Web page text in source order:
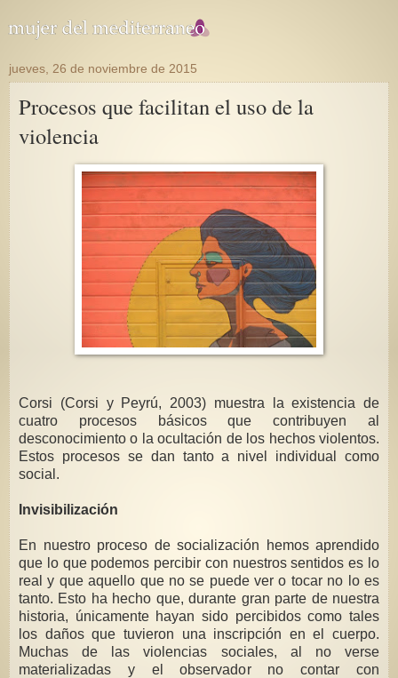
jueves, 26 de noviembre de 2015
Procesos que facilitan el uso de la
violencia
Corsi (Corsi y Peyrú, 2003) muestra la existencia de
cuatro procesos básicos que contribuyen al
desconocimiento o la ocultación de los hechos violentos.
Estos procesos se dan tanto a nivel individual como
social.
Invisibilización
En nuestro proceso de socialización hemos aprendido
que lo que podemos percibir con nuestros sentidos es lo
real y que aquello que no se puede ver o tocar no lo es
tanto. Esto ha hecho que, durante gran parte de nuestra
historia, únicamente hayan sido percibidos como tales
los daños que tuvieron una inscripción en el cuerpo.
Muchas de las violencias sociales, al no verse
materializadas y el observador no contar con